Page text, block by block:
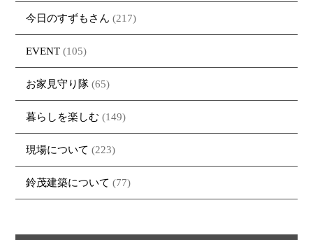
今日のすずもさん (217)
EVENT (105)
お家見守り隊 (65)
暮らしを楽しむ (149)
現場について (223)
鈴茂建築について (77)